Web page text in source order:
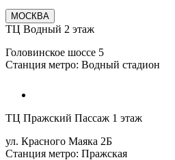
МОСКВА
ТЦ Водный 2 этаж
Головинское шоссе 5
Станция метро: Водный стадион
ТЦ Пражский Пассаж 1 этаж
ул. Красного Маяка 2Б
Станция метро: Пражская